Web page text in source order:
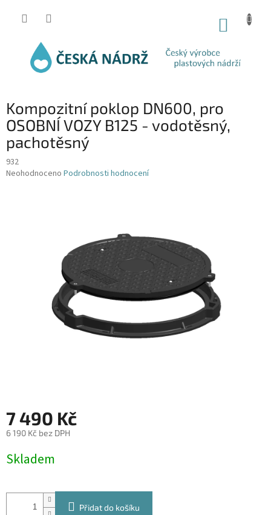
Kompozitní poklop DN600, pro
OSOBNÍ VOZY B125 - vodotěsný,
pachotěsný
932
Průměrné
Neohodnoceno Podrobnosti hodnocení
7 490 Kč
6 190 Kč bez DPH
cena:
Skladem
Přidat do košíku